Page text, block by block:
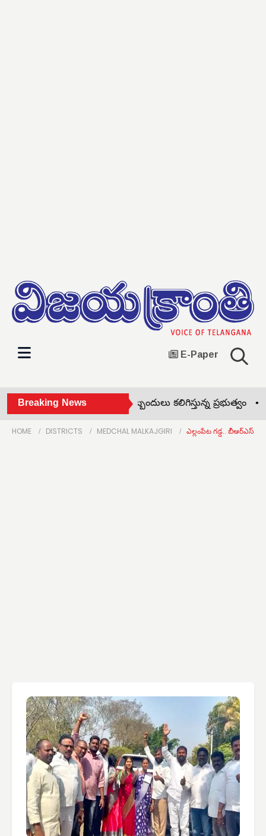
E-Paper
Breaking News
రైతులకు యూరియా కోసం ఇబ్బందులు కలిగిస్తున్న ప్రభుత్వం •
HOME DISTRICTS MEDCHAL MALKAJGIRI ఎల్లంపేట గడ్డ.. బీఆర్ఎస్ కు